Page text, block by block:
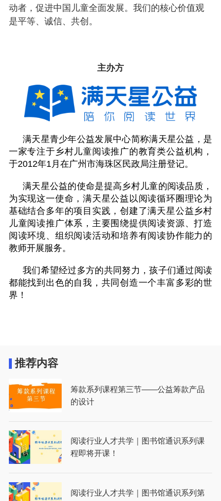
动者，促进中国儿童全面发展。我们的核心价值观
是平等、诚信、共创。
主办方
满天星青少年公益发展中心简称满天星公益，是
一家专注于乡村儿童阅读推广的教育类公益机构，
于2012年1月在广州市海珠区民政局注册登记。
满天星公益的使命是提高乡村儿童的阅读品质，
为实现这一使命，满天星公益以阅读循环圈理论为
基础结合多年的项目实践，创建了满天星公益乡村
儿童阅读推广体系，主要围绕提供阅读资源、打造
阅读环境、组织阅读活动和培养有阅读协作能力的
教师开展服务。
我们希望经过多方的共同努力，孩子们通过阅读
都能找到出色的自我，共同创造一个丰富多彩的世
界！
推荐内容
筹款系列课程第三节——公益筹款产品
的设计
阅读行业人才共学｜图书馆通识系列课
程即将开课！
阅读行业人才共学｜图书馆通识系列第